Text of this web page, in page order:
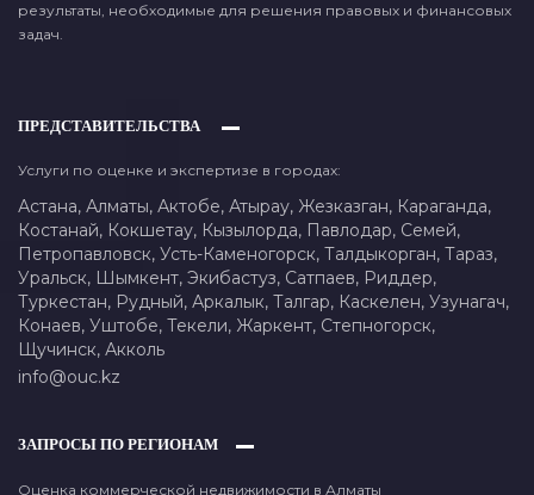
результаты, необходимые для решения правовых и финансовых
задач.
ПРЕДСТАВИТЕЛЬСТВА
Услуги по оценке и экспертизе в городах:
Астана, Алматы, Актобе, Атырау, Жезказган, Караганда,
Костанай, Кокшетау, Кызылорда, Павлодар, Семей,
Петропавловск, Усть-Каменогорск, Талдыкорган, Тараз,
Уральск, Шымкент, Экибастуз, Сатпаев, Риддер,
Туркестан, Рудный, Аркалык, Талгар, Каскелен, Узунагач,
Конаев, Уштобе, Текели, Жаркент, Степногорск,
Щучинск, Акколь
info@ouc.kz
ЗАПРОСЫ ПО РЕГИОНАМ
Оценка коммерческой недвижимости в Алматы